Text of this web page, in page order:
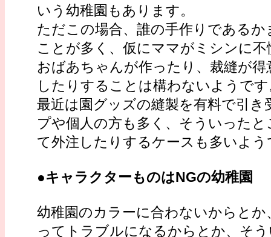
いう幼稚園もあります。
ただこの場合、誰の手作りである
ことが多く、仮にママがミシンに
おばあちゃんが作ったり、裁縫が
したりすることは構わないようで
最近は園グッズの縫製を有料で引き
プや個人の方も多く、そういった
て外注したりするケースも多いよう
●キャラクターものはNGの幼稚園
幼稚園のカラーに合わないからとか
ってトラブルになるからとか、そ